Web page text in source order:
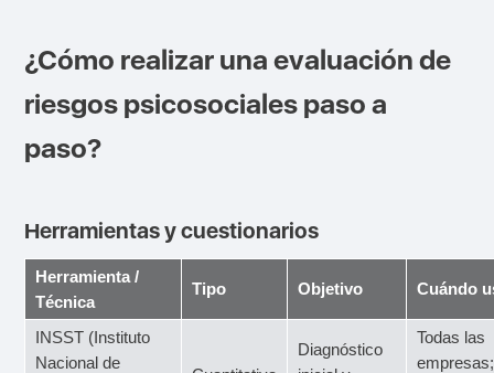
¿Cómo realizar una evaluación de
riesgos psicosociales paso a
paso?
Herramientas y cuestionarios
Herramienta /
Técnica
Tipo Objetivo Cuándo
INSST (Instituto
Nacional de
Diagnóstico
Todas las
empresas;